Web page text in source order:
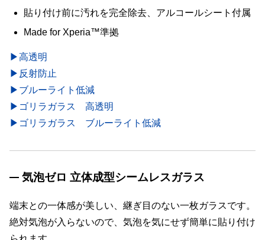
貼り付け前に汚れを完全除去、アルコールシート付属
Made for Xperia™準拠
▶高透明
▶反射防止
▶ブルーライト低減
▶ゴリラガラス 高透明
▶ゴリラガラス ブルーライト低減
気泡ゼロ 立体成型シームレスガラス
端末との一体感が美しい、継ぎ目のない一枚ガラスです。
絶対気泡が入らないので、気泡を気にせず簡単に貼り付け